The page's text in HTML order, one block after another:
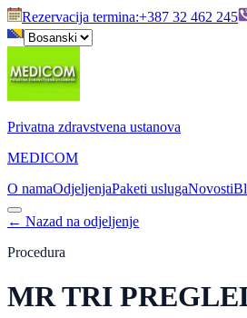
Rezervacija termina:+387 32 462 245
Privatna zdravstvena ustanova
MEDICOM
O namaOdjeljenjaPaketi uslugaNovosti
← Nazad na odjeljenje
Procedura
MR TRI